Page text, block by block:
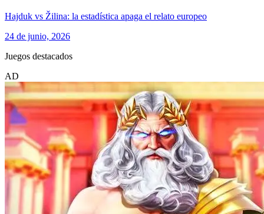
Hajduk vs Žilina: la estadística apaga el relato europeo
24 de junio, 2026
Juegos destacados
AD